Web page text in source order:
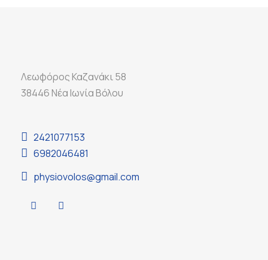
Λεωφόρος Καζανάκι 58
38446 Νέα Ιωνία Βόλου
2421077153
6982046481
physiovolos@gmail.com